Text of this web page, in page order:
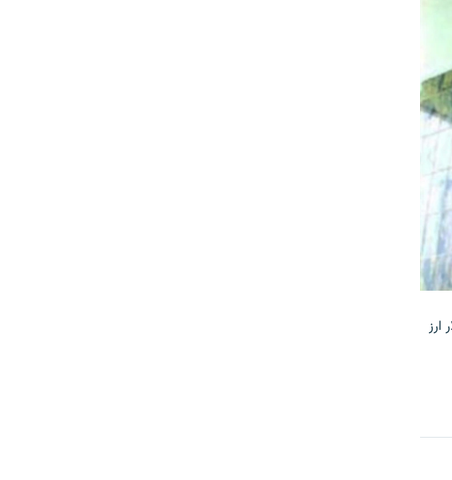
گم شدن ۹ میلیارد دلار ارز